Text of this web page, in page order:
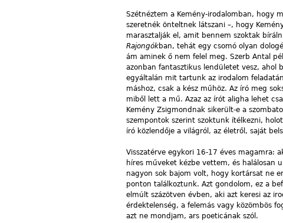
Szétnéztem a Kemény-irodalomban, hogy
szeretnék önteltnek látszani –, hogy
marasztalják el, amit bennem szoktak
Rajongókban, tehát egy csomó olyan
ám aminek ő nem felel meg. Szerb Antal
azonban fantasztikus lendületet vesz, ahol
egyáltalán mit tartunk az irodalom
máshoz, csak a kész műhöz. Az író meg
miből lett a mű. Azaz az írót aligha lehet
Kemény Zsigmondnak sikerült-e a
szempontok szerint szoktunk ítélkezni,
író közlendője a világról, az életről, saját
Visszatérve egykori 16-17 éves magamra:
híres műveket kézbe vettem, és halálosan
nagyon sok bajom volt, hogy kortársat ne
ponton találkoztunk. Azt gondolom, ez a
elmúlt százötven évben, aki azt keresi az
érdektelenség, a felemás vagy közömbös
azt ne mondjam, ars poeticának szól.